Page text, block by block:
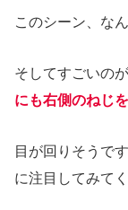
このシーン、な
そしてすごいの
にも右側のねじ
目が回りそうで
に注目してみてく